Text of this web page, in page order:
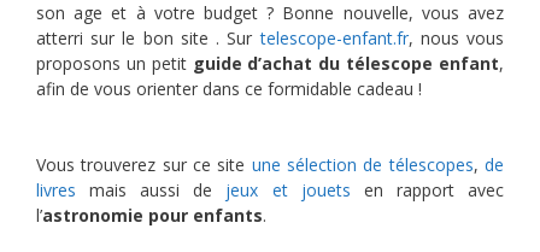
son age et à votre budget ? Bonne nouvelle, vous avez
atterri sur le bon site . Surtelescope-enfant.fr, nous vous
proposons un petit guide d’achat du télescope enfant,
afin de vous orienter dans ce formidable cadeau !
Vous trouverez sur ce site une sélection de télescopes,de
livres mais aussi de jeux et jouets en rapport avec
l’astronomie pour enfants.